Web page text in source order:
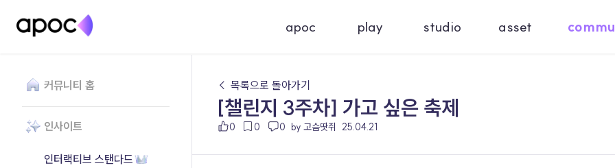
apoc play studio asset
커뮤니티 홈
인사이트
인터랙티브 스탠다드
← 목록으로 돌아가기
[챌린지 3주차] 가고 싶은 축제
0 0 0 by 고슴땃쥐 25.04.21